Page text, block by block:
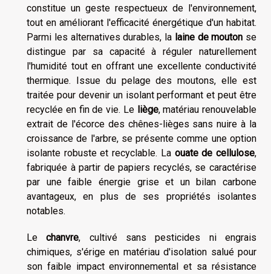
constitue un geste respectueux de l'environnement,
tout en améliorant l'efficacité énergétique d'un habitat.
Parmi les alternatives durables, la laine de mouton se
distingue par sa capacité à réguler naturellement
l'humidité tout en offrant une excellente conductivité
thermique. Issue du pelage des moutons, elle est
traitée pour devenir un isolant performant et peut être
recyclée en fin de vie. Le liège, matériau renouvelable
extrait de l'écorce des chênes-lièges sans nuire à la
croissance de l'arbre, se présente comme une option
isolante robuste et recyclable. La ouate de cellulose,
fabriquée à partir de papiers recyclés, se caractérise
par une faible énergie grise et un bilan carbone
avantageux, en plus de ses propriétés isolantes
notables.
Lechanvre, cultivé sans pesticides ni engrais
chimiques, s'érige en matériau d'isolation salué pour
son faible impact environnemental et sa résistance